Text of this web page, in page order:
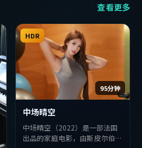
查看更多
95分钟
HDR
中场晴空
中场晴空（2022）是一部法国
出品的家庭电影，由斯皮尔伯格